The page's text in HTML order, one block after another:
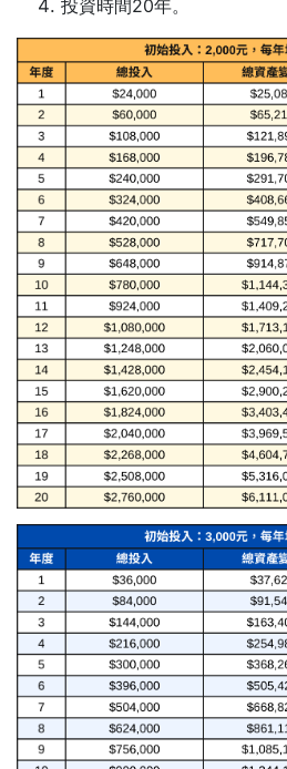
投資時間20年。